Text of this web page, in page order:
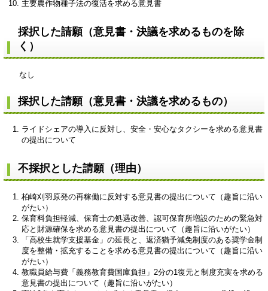
主要農作物種子法の復活を求める意見書
採択した請願（意見書・決議を求めるものを除
く）
なし
採択した請願（意見書・決議を求めるもの）
ライドシェアの導入に反対し、安全・安心なタクシーを求める意見書
の提出について
不採択とした請願（理由）
柏崎刈羽原発の再稼働に反対する意見書の提出について（趣旨に沿い
がたい）
保育料負担軽減、保育士の処遇改善、認可保育所増設のための緊急対
応と財源確保を求める意見書の提出について（趣旨に沿いがたい）
「高校生就学支援基金」の延長と、返済猶予減免制度のある奨学金制
度を整備・拡充することを求める意見書の提出について（趣旨に沿い
がたい）
教職員給与費「義務教育費国庫負担」2分の1復元と制度充実を求める
意見書の提出について（趣旨に沿いがたい）